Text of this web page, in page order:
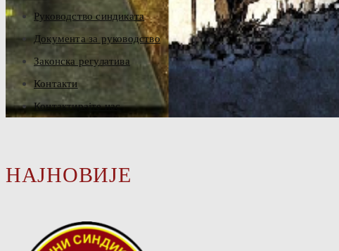
Руководство синдиката
Документа за руководство
Законска регулатива
Контакти
Контактирајте нас
НАЈНОВИЈЕ